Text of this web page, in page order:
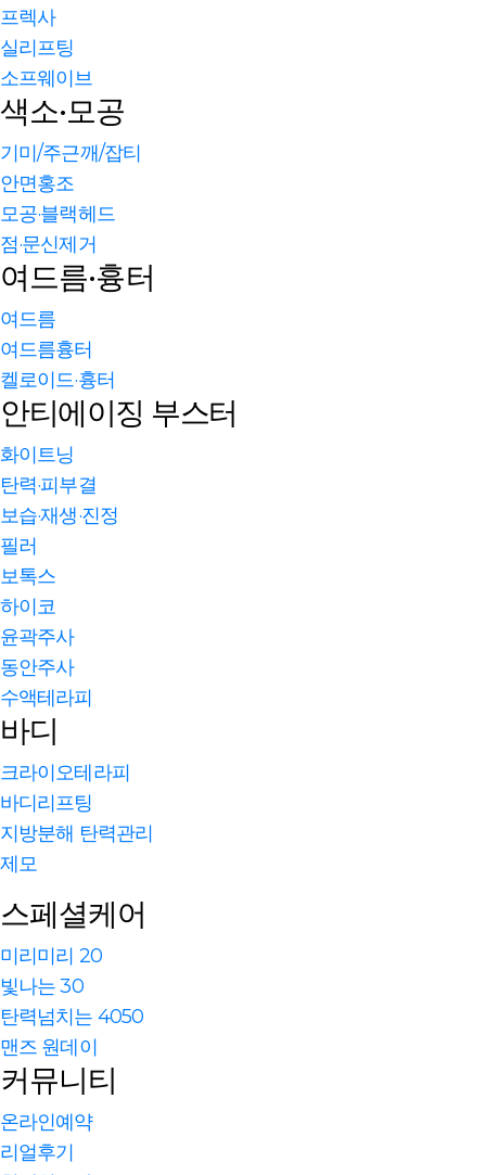
프렉사
실리프팅
소프웨이브
색소·모공
기미/주근깨/잡티
안면홍조
모공·블랙헤드
점·문신제거
여드름·흉터
여드름
여드름흉터
켈로이드·흉터
안티에이징 부스터
화이트닝
탄력·피부결
보습·재생·진정
필러
보톡스
하이코
윤곽주사
동안주사
수액테라피
바디
크라이오테라피
바디리프팅
지방분해 탄력관리
제모
스페셜케어
미리미리 20
빛나는 30
탄력넘치는 4050
맨즈 원데이
커뮤니티
온라인예약
리얼후기